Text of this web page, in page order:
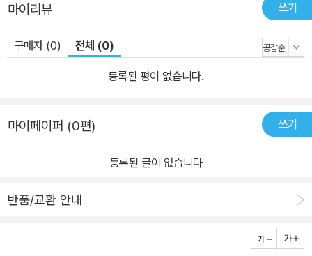
마이리뷰 쓰기
구매자 (0) 전체 (0)
등록된 평이 없습니다.
마이페이퍼 (0편) 쓰기
등록된 글이 없습니다
반품/교환 안내